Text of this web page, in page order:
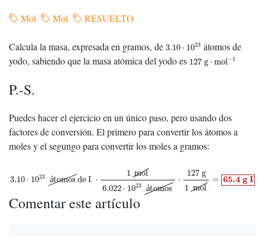
Mol Mol RESUELTO
Calcula la masa, expresada en gramos, de 3.10 ⋅ 1023
3.10 1023 átomos de
yodo, sabiendo que la masa atómica del yodo es 127 g ⋅ mol−1
127 −1
P.-S.
Puedes hacer el ejercicio en un único paso, pero usando dos
factores de conversión. El primero para convertir los átomos a
moles y el segungo para convertir los moles a gramos:
3.10 ⋅ 1023 átomosde I ⋅
1 mol
6.022 ⋅ 1023 átomos
⋅
127 g
1 mol
= 65.4 g I
6.022⋅ 23 127 g1
Comentar este artículo